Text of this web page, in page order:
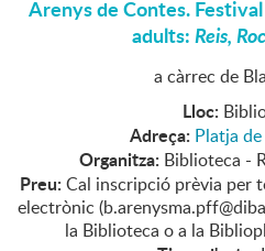
Arenys de Contes.
adults:Reis,
a càrrec de
Lloc:
Adreça: Platja
Organitza: Biblioteca -
Preu: Cal inscripció prèvia per
electrònic
la Biblioteca o a la